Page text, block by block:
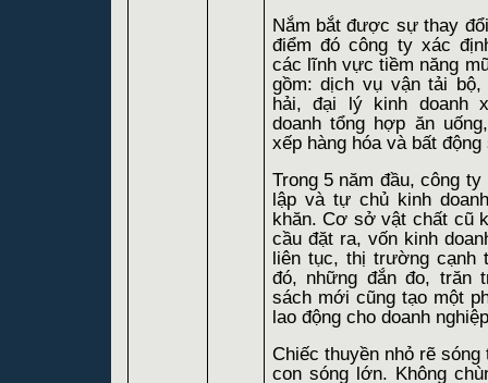
Nắm bắt được sự thay
điểm đó công ty xác
các lĩnh vực tiềm năng
gồm: dịch vụ vận tải
hải, đại lý kinh doanh
doanh tổng hợp ăn
xếp hàng hóa và bất
Trong 5 năm đầu, công
lập và tự chủ kinh
khăn. Cơ sở vật chất cũ
cầu đặt ra, vốn kinh
liên tục, thị trường cạnh
đó, những đắn đo, trăn
sách mới cũng tạo một
lao động cho doanh
Chiếc thuyền nhỏ rẽ
con sóng lớn. Không